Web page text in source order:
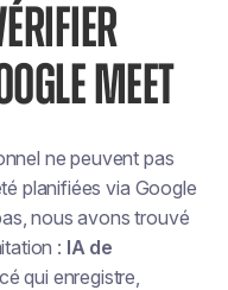
MEET
ne peuvent pas
planifiées via Google
nous avons trouvé
: IA de
qui enregistre,